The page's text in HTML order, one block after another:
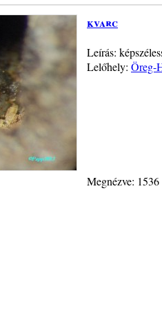
kvarc
Leírás:
Lelőhely: Öreg-
Megnézve: